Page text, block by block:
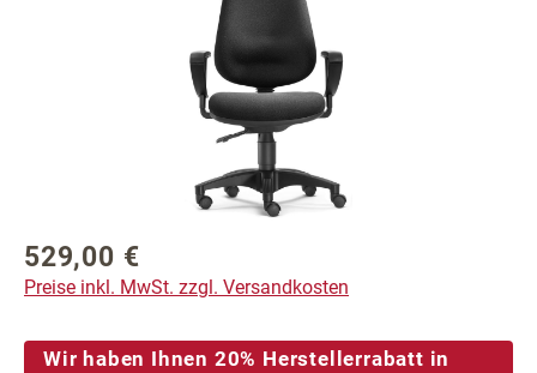
Regulärer Preis:
529,00 €
Preise inkl. MwSt. zzgl. Versandkosten
Wir haben Ihnen 20% Herstellerrabatt in